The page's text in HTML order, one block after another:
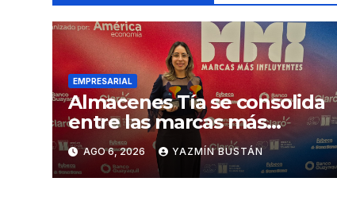
EMPRESARIAL
Almacenes Tía se consolida
entre las marcas más
influyentes del Ecuador
AGO 6, 2026 YAZMÍN BUSTÁN